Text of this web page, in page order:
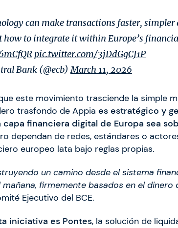
can make transactions faster,
how to integrate it within Europe’s
pic.twitter.com/3jDdGgCJ1P
Bank (@ecb)March 11, 2026
este movimiento trasciende la simple
trasfondo de Appia es estratégico y
financiera digital de Europa sea
dependan de redes, estándares o
europeo lata bajo reglas propias.
un camino desde el sistema
firmemente basados ​​en el dinero
Ejecutivo del BCE.
iniciativa es Pontes, la solución de